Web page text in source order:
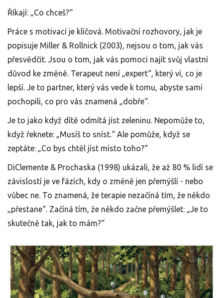
Říkají: „Co chceš?“
Práce s motivací je klíčová. Motivační rozhovory, jak je
popisuje Miller & Rollnick (2003), nejsou o tom, jak vás
přesvědčit. Jsou o tom, jak vás pomoci najít svůj vlastní
důvod ke změně. Terapeut není „expert“, který ví, co je
lepší. Je to partner, který vás vede k tomu, abyste sami
pochopili, co pro vás znamená „dobře“.
Je to jako když dítě odmítá jíst zeleninu. Nepomůže to,
když řeknete: „Musíš to sníst.“ Ale pomůže, když se
zeptáte: „Co bys chtěl jíst místo toho?“
DiClemente & Prochaska (1998) ukázali, že až 80 % lidí se
závislostí je ve fázích, kdy o změně jen přemýšlí - nebo
vůbec ne. To znamená, že terapie nezačíná tím, že někdo
„přestane“. Začíná tím, že někdo začne přemýšlet: „Je to
skutečně tak, jak to mám?“